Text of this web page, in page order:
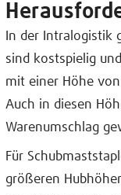
In der Intralogistik
sind kostspielig
mit einer Höhe
Auch in diesen
Warenumschlag
Für
größeren